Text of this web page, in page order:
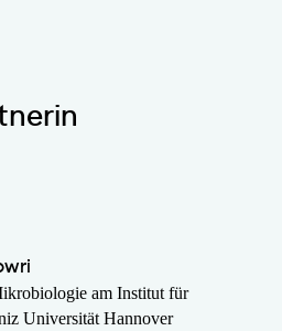
am Institut für
Universität Hannover